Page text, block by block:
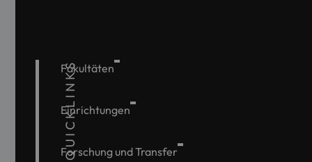
QUICKLINKS
Fakultäten
Einrichtungen
Forschung und Transfer